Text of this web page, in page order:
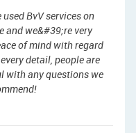
BvV services on
and we&#39;re very
of mind with regard
detail, people are
with any questions we